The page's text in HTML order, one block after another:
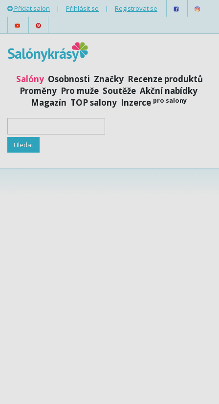
Přidat salon | Přihlásit se | Registrovat se
Salóny Osobnosti Značky Recenze produktů
Proměny Pro muže Soutěže Akční nabídky
Magazín TOP salony Inzerce pro salony